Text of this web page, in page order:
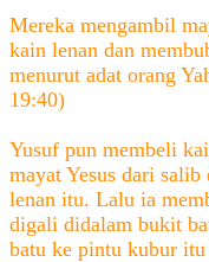
Mereka mengambil
kain lenan dan
menurut adat orang
19:40)
Yusuf pun membeli
mayat Yesus dari
lenan itu. Lalu ia
digali didalam bukit
batu ke pintu kubur